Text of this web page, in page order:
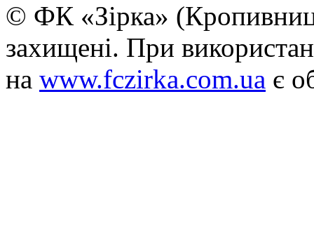
© ФК «Зірка»
захищені. При
на www.fczirka.com.ua є